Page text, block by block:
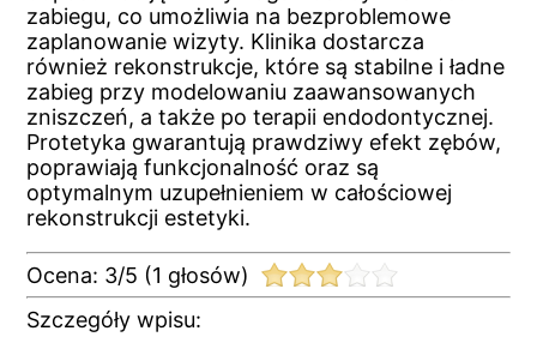
zabiegu, co umożliwia na bezproblemowe
zaplanowanie wizyty. Klinika dostarcza
również rekonstrukcje, które są stabilne i ładne
zabieg przy modelowaniu zaawansowanych
zniszczeń, a także po terapii endodontycznej.
Protetyka gwarantują prawdziwy efekt zębów,
poprawiają funkcjonalność oraz są
optymalnym uzupełnieniem w całościowej
rekonstrukcji estetyki.
Ocena: 3/5 (1 głosów)
Szczegóły wpisu: